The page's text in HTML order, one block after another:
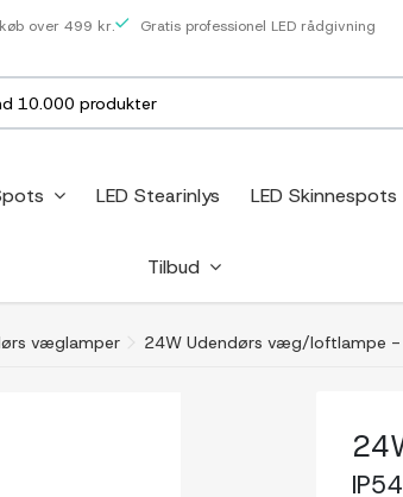
over 499 kr. Gratis professionel LED rådgivning
LED Stearinlys LED Skinnespots
Tilbud
væglamper 24W Udendørs væg/loftlampe -